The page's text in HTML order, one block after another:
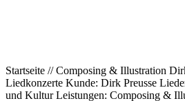
Startseite // Composing & Illustration
Liedkonzerte Kunde: Dirk Preusse
und Kultur Leistungen: Composing &